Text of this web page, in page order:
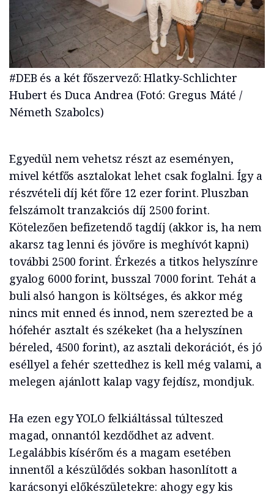
#DEB és a két főszervező: Hlatky-Schlichter
Hubert és Duca Andrea (Fotó: Gregus Máté /
Németh Szabolcs)
Egyedül nem vehetsz részt az eseményen,
mivel kétfős asztalokat lehet csak foglalni. Így a
részvételi díj két főre 12 ezer forint. Pluszban
felszámolt tranzakciós díj 2500 forint.
Kötelezően befizetendő tagdíj (akkor is, ha nem
akarsz tag lenni és jövőre is meghívót kapni)
további 2500 forint. Érkezés a titkos helyszínre
gyalog 6000 forint, busszal 7000 forint. Tehát a
buli alsó hangon is költséges, és akkor még
nincs mit enned és innod, nem szerezted be a
hófehér asztalt és székeket (ha a helyszínen
béreled, 4500 forint), az asztali dekorációt, és jó
eséllyel a fehér szettedhez is kell még valami, a
melegen ajánlott kalap vagy fejdísz, mondjuk.
Ha ezen egy YOLO felkiáltással túlteszed
magad, onnantól kezdődhet az advent.
Legalábbis kísérőm és a magam esetében
innentől a készülődés sokban hasonlított a
karácsonyi előkészületekre: ahogy egy kis